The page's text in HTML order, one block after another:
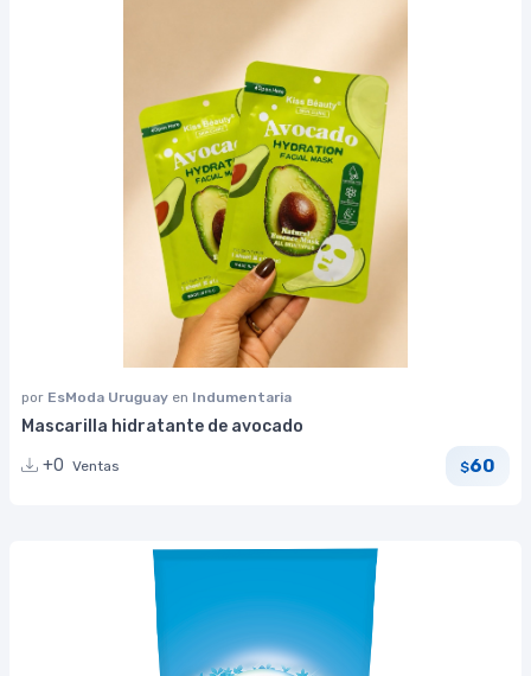
por EsModa Uruguay en Indumentaria
Mascarilla hidratante de avocado
+0 Ventas $60